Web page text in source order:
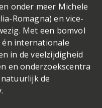
onder meer Michele
Romagna) en vice-
Met een bomvol
én internationale
in de veelzijdigheid
en onderzoekscentra
de